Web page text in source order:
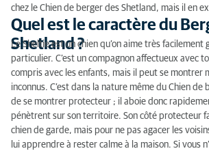
Quelles sont les particularités du
Shetland ?
Les maladies héréditaires du chien
Shetland
Comment nourrir un chien de berger
Quel type de chien est le Berger des
chez le Chien de berger des Shetland, mais il en
Quel est le caractère du
Shetland ?
Le Sheltie est un chien qu’on aime très facilement
particulier. C’est un compagnon affectueux avec
compris avec les enfants, mais il peut se montrer
inconnus. C’est dans la nature même du Chien de
de se montrer protecteur ; il aboie donc
pénètrent sur son territoire. Son côté protecteur
chien de garde, mais pour ne pas agacer les
lui apprendre à rester calme à la maison. Si vous